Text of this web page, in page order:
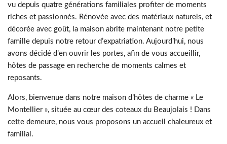
vu depuis quatre générations familiales profiter de moments
riches et passionnés. Rénovée avec des matériaux naturels, et
décorée avec goût, la maison abrite maintenant notre petite
famille depuis notre retour d’expatriation. Aujourd’hui, nous
avons décidé d’en ouvrir les portes, afin de vous accueillir,
hôtes de passage en recherche de moments calmes et
reposants.
Alors, bienvenue dans notre maison d’hôtes de charme « Le
Montellier », située au cœur des coteaux du Beaujolais ! Dans
cette demeure, nous vous proposons un accueil chaleureux et
familial.